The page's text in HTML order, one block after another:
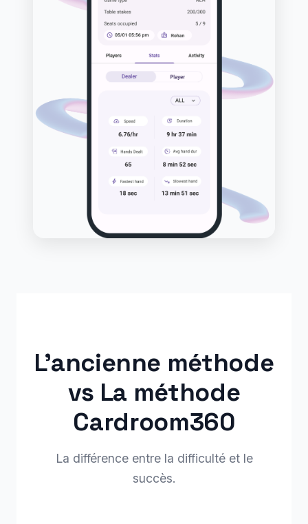
L'ancienne méthode
vs La méthode
Cardroom360
La différence entre la difficulté et le
succès.